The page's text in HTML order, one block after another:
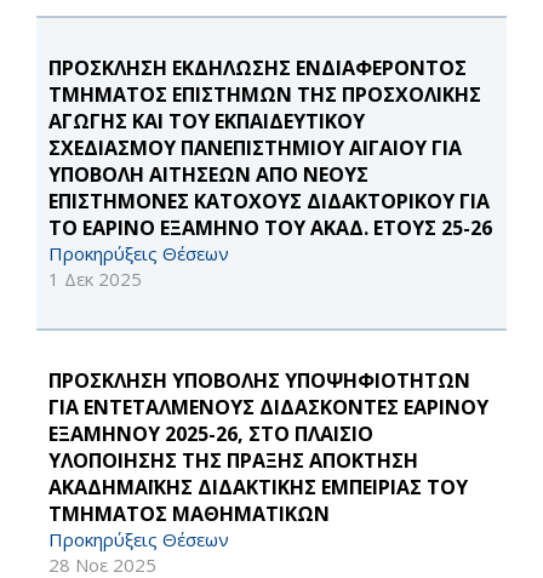
ΠΡΟΣΚΛΗΣΗ ΕΚΔΗΛΩΣΗΣ ΕΝΔΙΑΦΕΡΟΝΤΟΣ
ΤΜΗΜΑΤΟΣ ΕΠΙΣΤΗΜΩΝ ΤΗΣ ΠΡΟΣΧΟΛΙΚΗΣ
ΑΓΩΓΗΣ ΚΑΙ ΤΟΥ ΕΚΠΑΙΔΕΥΤΙΚΟΥ
ΣΧΕΔΙΑΣΜΟΥ ΠΑΝΕΠΙΣΤΗΜΙΟΥ ΑΙΓΑΙΟΥ ΓΙΑ
ΥΠΟΒΟΛΗ ΑΙΤΗΣΕΩΝ ΑΠΟ ΝΕΟΥΣ
ΕΠΙΣΤΗΜΟΝΕΣ ΚΑΤΟΧΟΥΣ ΔΙΔΑΚΤΟΡΙΚΟΥ ΓΙΑ
ΤΟ ΕΑΡΙΝΟ ΕΞΑΜΗΝΟ ΤΟΥ ΑΚΑΔ. ΕΤΟΥΣ 25-26
Προκηρύξεις Θέσεων
1 Δεκ 2025
ΠΡΟΣΚΛΗΣΗ ΥΠΟΒΟΛΗΣ ΥΠΟΨΗΦΙΟΤΗΤΩΝ
ΓΙΑ ΕΝΤΕΤΑΛΜΕΝΟΥΣ ΔΙΔΑΣΚΟΝΤΕΣ ΕΑΡΙΝΟΥ
ΕΞΑΜΗΝΟΥ 2025-26, ΣΤΟ ΠΛΑΙΣΙΟ
ΥΛΟΠΟΙΗΣΗΣ ΤΗΣ ΠΡΑΞΗΣ ΑΠΟΚΤΗΣΗ
ΑΚΑΔΗΜΑΪΚΗΣ ΔΙΔΑΚΤΙΚΗΣ ΕΜΠΕΙΡΙΑΣ ΤΟΥ
ΤΜΗΜΑΤΟΣ ΜΑΘΗΜΑΤΙΚΩΝ
Προκηρύξεις Θέσεων
28 Νοε 2025